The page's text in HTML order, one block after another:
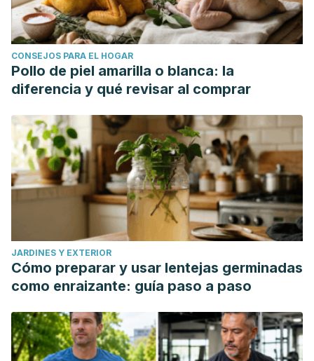
CONSEJOS PARA EL HOGAR
Pollo de piel amarilla o blanca: la
diferencia y qué revisar al comprar
JARDINES Y EXTERIOR
Cómo preparar y usar lentejas germinadas
como enraizante: guía paso a paso